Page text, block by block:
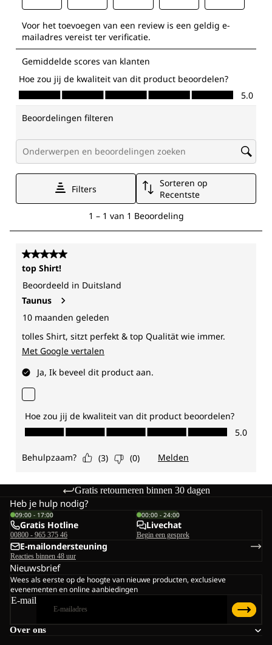
Gratis retourneren binnen 30 dagen
Over ons
Heb je hulp nodig?
09:00 - 17:00
Gratis Hotline
00800 - 965 375 46
00:00 - 24:00
Livechat
Begin een gesprek
E-mailondersteuning
Reacties binnen 48 uur
Nieuwsbrief
Wees als eerste op de hoogte van nieuwe producten, exclusieve
evenementen en online aanbiedingen
E-mail